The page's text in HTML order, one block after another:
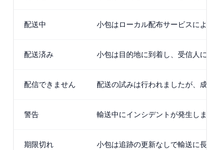
配送中 小包はローカル配布サービスによっ
配送済み 小包は目的地に到着し、受信人に配
配信できません 配送の試みは行われましたが、成功
警告 輸送中にインシデントが発生しまし
期限切れ 小包は追跡の更新なしで輸送に長す